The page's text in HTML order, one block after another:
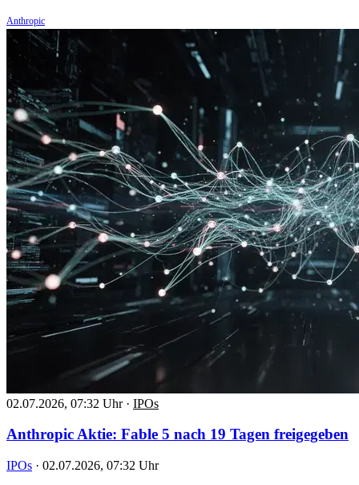
Anthropic
02.07.2026, 07:32 Uhr · IPOs
Anthropic Aktie: Fable 5 nach 19 Tagen freigegeben
IPOs · 02.07.2026, 07:32 Uhr